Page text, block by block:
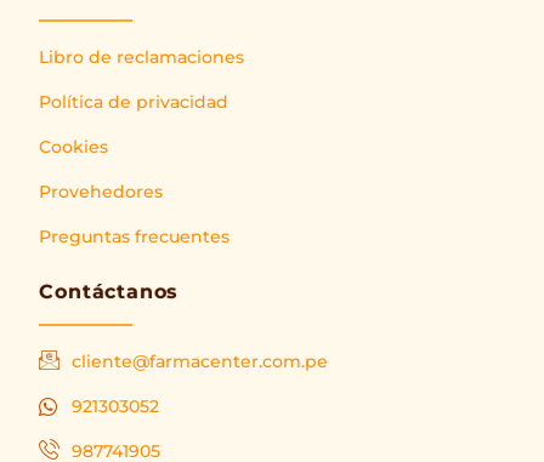
Libro de reclamaciones
Política de privacidad
Cookies
Provehedores
Preguntas frecuentes
Contáctanos
cliente@farmacenter.com.pe
921303052
987741905